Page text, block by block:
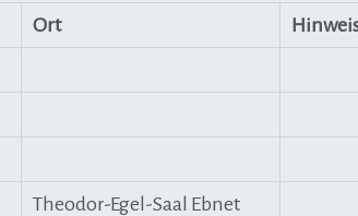
Ort
Theodor-Egel-Saal Ebnet